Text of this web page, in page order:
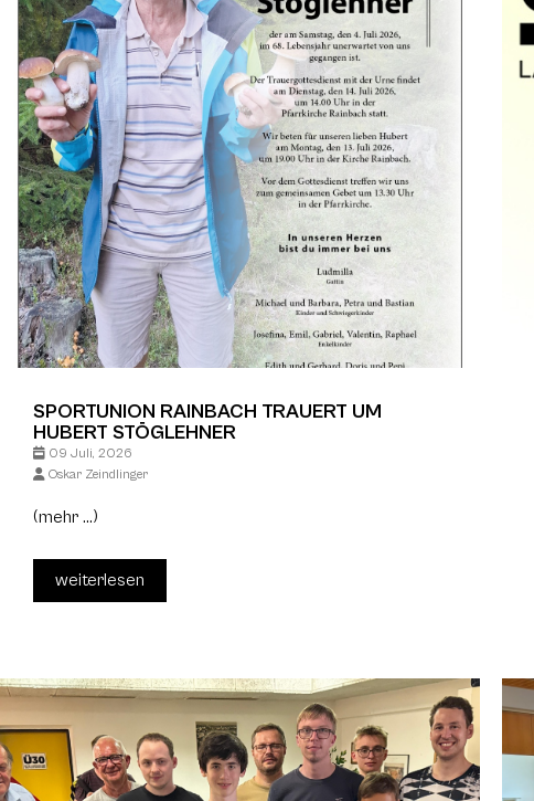
SPORTUNION RAINBACH TRAUERT UM
HUBERT STÖGLEHNER
09 Juli, 2026
Oskar Zeindlinger
(mehr …)
weiterlesen